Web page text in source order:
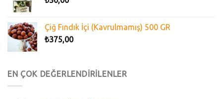
Çiğ Fındık İçi (Kavrulmamış) 500 GR
₺375,00
EN ÇOK DEĞERLENDİRİLENLER